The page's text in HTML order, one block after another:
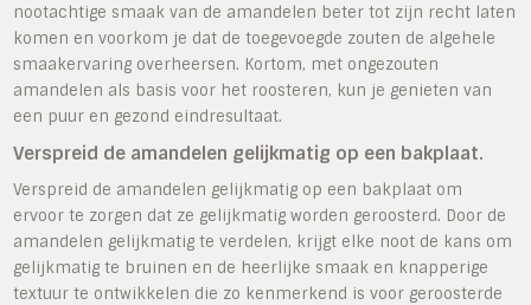
nootachtige smaak van de amandelen beter tot zijn recht laten
komen en voorkom je dat de toegevoegde zouten de algehele
smaakervaring overheersen. Kortom, met ongezouten
amandelen als basis voor het roosteren, kun je genieten van
een puur en gezond eindresultaat.
Verspreid de amandelen gelijkmatig op een bakplaat.
Verspreid de amandelen gelijkmatig op een bakplaat om
ervoor te zorgen dat ze gelijkmatig worden geroosterd. Door de
amandelen gelijkmatig te verdelen, krijgt elke noot de kans om
gelijkmatig te bruinen en de heerlijke smaak en knapperige
textuur te ontwikkelen die zo kenmerkend is voor geroosterde